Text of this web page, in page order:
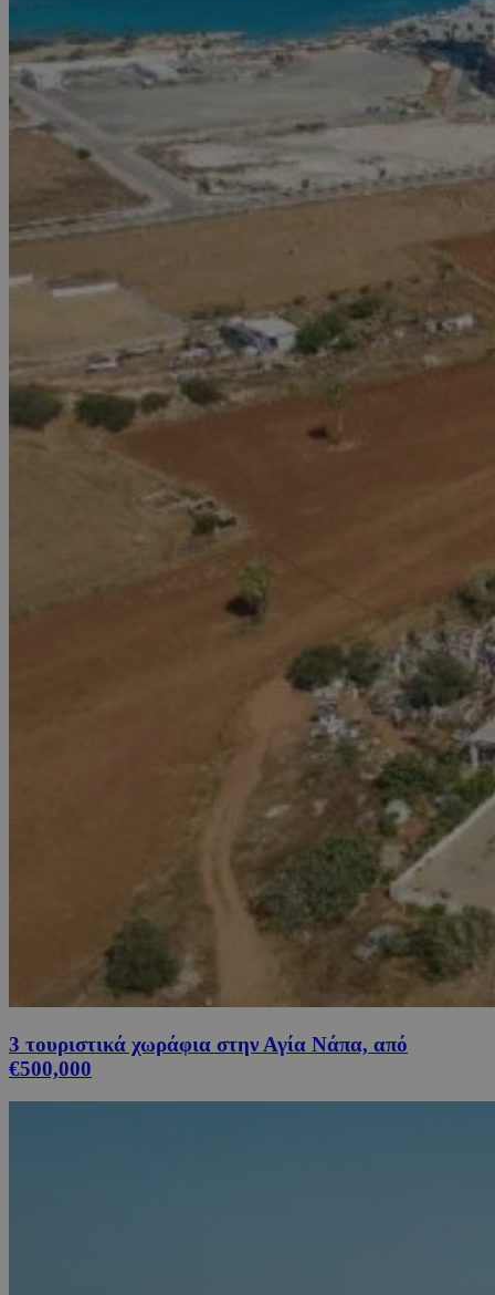
3 τουριστικά χωράφια στην Αγία Νάπα, από
€500,000